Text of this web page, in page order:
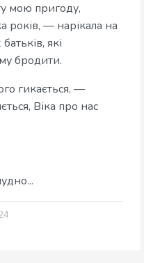
мою пригоду,
років, — нарікала на
які
бродити.
гикається, —
Віка про нас